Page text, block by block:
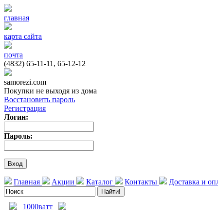
главная
карта сайта
почта
(4832) 65-11-11, 65-12-12
samorezi.com
Покупки не выходя из дома
Восстановить пароль
Регистрация
Логин:
Пароль:
Главная Акции Каталог Контакты Доставка и
1000ватт